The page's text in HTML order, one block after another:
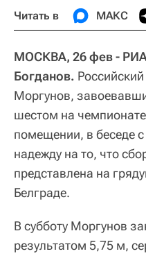
Читать в МАКС
МОСКВА, 26 фев -
Богданов.
Моргунов,
шестом на
помещении, в беседе
надежду на то, что
представлена на
Белграде.
В субботу Моргунов
результатом 5,75 м,